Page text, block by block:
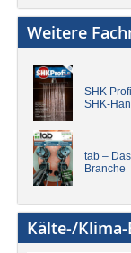
Weitere
SHK
SHK-
tab –
Branche
Kälte-/